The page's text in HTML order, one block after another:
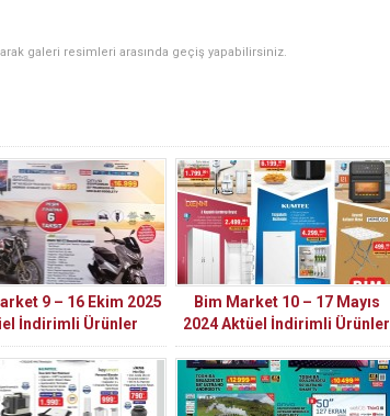
galeri resimleri arasında geçiş yapabilirsiniz.
9 – 16 Ekim 2025
İndirimli Ürünler
Kataloğu
Bim Market 10 – 17 Mayıs
2024 Aktüel İndirimli Ürünler
Kataloğu